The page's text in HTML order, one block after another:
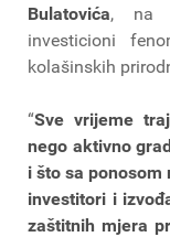
Bulatovića, na
investicioni
kolašinskih
“Sve vrijeme
nego aktivno
i što sa
investitori i
zaštitnih mjera